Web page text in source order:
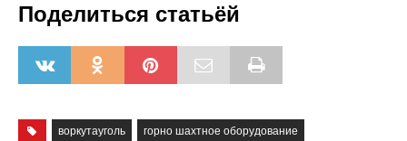
Поделиться статьёй
воркутауголь горно шахтное оборудование